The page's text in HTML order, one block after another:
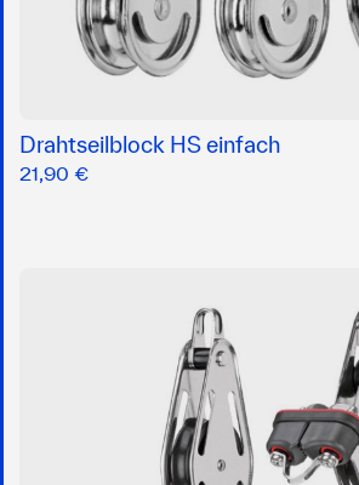
Drahtseilblock HS einfach
21,90 €